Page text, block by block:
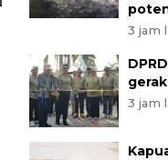
3 jam
3 jam